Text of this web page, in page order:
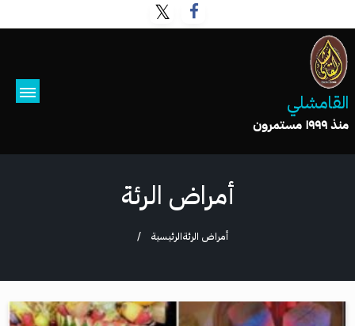
القامشلي
منذ ١٩٩٩ مستمرون
أمراض الرئة
الرئيسيةأمراض الرئة